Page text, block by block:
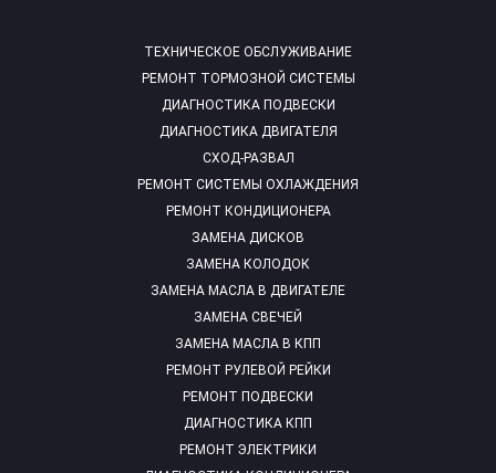
ТЕХНИЧЕСКОЕ ОБСЛУЖИВАНИЕ
РЕМОНТ ТОРМОЗНОЙ СИСТЕМЫ
ДИАГНОСТИКА ПОДВЕСКИ
ДИАГНОСТИКА ДВИГАТЕЛЯ
СХОД-РАЗВАЛ
РЕМОНТ СИСТЕМЫ ОХЛАЖДЕНИЯ
РЕМОНТ КОНДИЦИОНЕРА
ЗАМЕНА ДИСКОВ
ЗАМЕНА КОЛОДОК
ЗАМЕНА МАСЛА В ДВИГАТЕЛЕ
ЗАМЕНА СВЕЧЕЙ
ЗАМЕНА МАСЛА В КПП
РЕМОНТ РУЛЕВОЙ РЕЙКИ
РЕМОНТ ПОДВЕСКИ
ДИАГНОСТИКА КПП
РЕМОНТ ЭЛЕКТРИКИ